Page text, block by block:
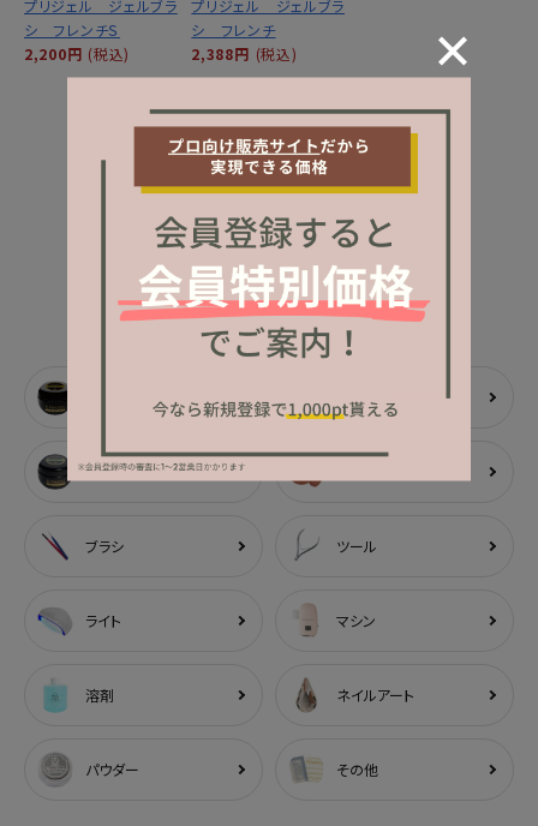
プリジェル ジェルブラ
シ フレンチＳ
2,200円 (税込)
プリジェル ジェルブラ
シ フレンチ
2,388円 (税込)
MORE
CATEGORY
カテゴリーから探す
トップ
アート用ジェル
ブラシ ツール
ライト マシン
溶剤 ネイルアート
パウダー その他